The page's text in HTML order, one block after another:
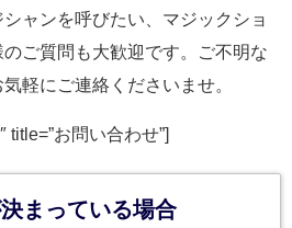
ャンを呼びたい、マジックショ
ご質問も大歓迎です。ご不明な
軽にご連絡くださいませ。
title=”お問い合わせ”]
まっている場合